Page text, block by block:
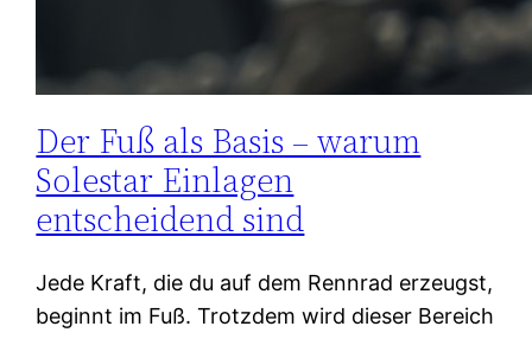
Der Fuß als Basis – warum
Solestar Einlagen
entscheidend sind
Jede Kraft, die du auf dem Rennrad erzeugst,
beginnt im Fuß. Trotzdem wird dieser Bereich